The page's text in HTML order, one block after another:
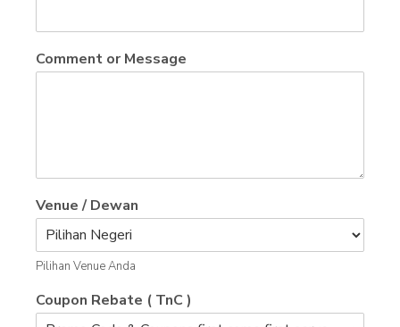
Comment or Message
Venue / Dewan
Pilihan Venue Anda
Coupon Rebate ( TnC )